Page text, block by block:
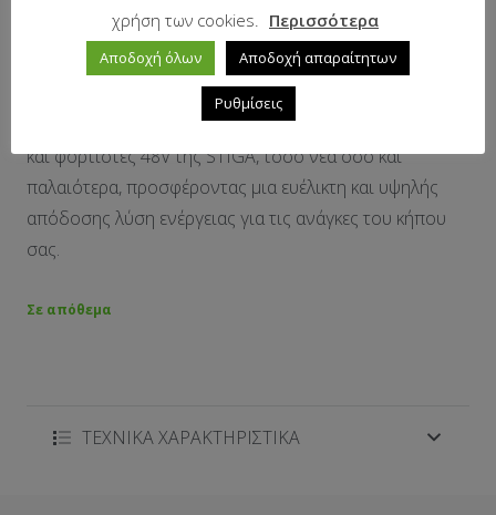
μπαταρίας μεταξύ εργαλείων γίνεται απλή, ενώ οι
ενδείξεις LED παρέχουν άμεση ενημέρωση για την
κατάσταση φόρτισης.
Είναι συμβατή με όλα τα εργαλεία χειρός, χλοοκοπτικά
και φορτιστές 48V της STIGA, τόσο νέα όσο και
παλαιότερα, προσφέροντας μια ευέλικτη και υψηλής
απόδοσης λύση ενέργειας για τις ανάγκες του κήπου
σας.
Σε απόθεμα
ΤΕΧΝΙΚΑ ΧΑΡΑΚΤΗΡΙΣΤΙΚΑ
χρήση των cookies.
Περισσότερα
Αποδοχή όλων Αποδοχή απαραίτητων
Ρυθμίσεις